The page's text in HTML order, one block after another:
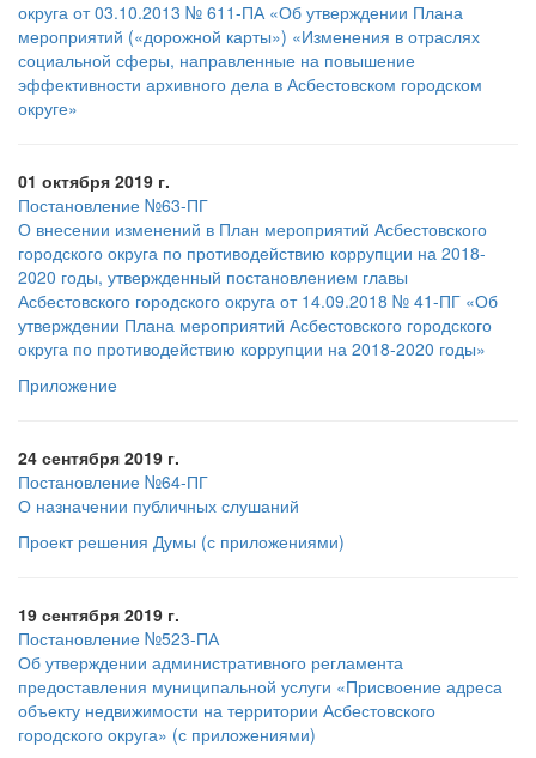
округа от 03.10.2013 № 611-ПА «Об утверждении Плана
мероприятий («дорожной карты») «Изменения в отраслях
социальной сферы, направленные на повышение
эффективности архивного дела в Асбестовском городском
округе»
01 октября 2019 г.
Постановление №63-ПГ
О внесении изменений в План мероприятий Асбестовского
городского округа по противодействию коррупции на 2018-
2020 годы, утвержденный постановлением главы
Асбестовского городского округа от 14.09.2018 № 41-ПГ «Об
утверждении Плана мероприятий Асбестовского городского
округа по противодействию коррупции на 2018-2020 годы»
Приложение
24 сентября 2019 г.
Постановление №64-ПГ
О назначении публичных слушаний
Проект решения Думы (с приложениями)
19 сентября 2019 г.
Постановление №523-ПА
Об утверждении административного регламента
предоставления муниципальной услуги «Присвоение адреса
объекту недвижимости на территории Асбестовского
городского округа» (с приложениями)